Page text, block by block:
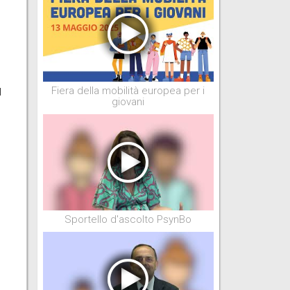
Fiera della mobilità europea per i
giovani
Sportello d'ascolto PsynBo